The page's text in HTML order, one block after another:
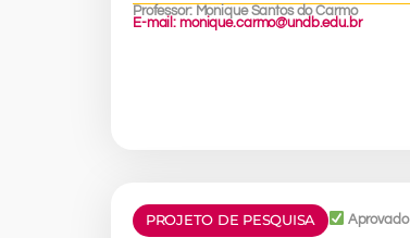
Professor: Monique Santos do Carmo
E-mail: monique.carmo@undb.edu.br
PROJETO DE PESQUISA Aprovado